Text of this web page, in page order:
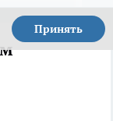
Принять